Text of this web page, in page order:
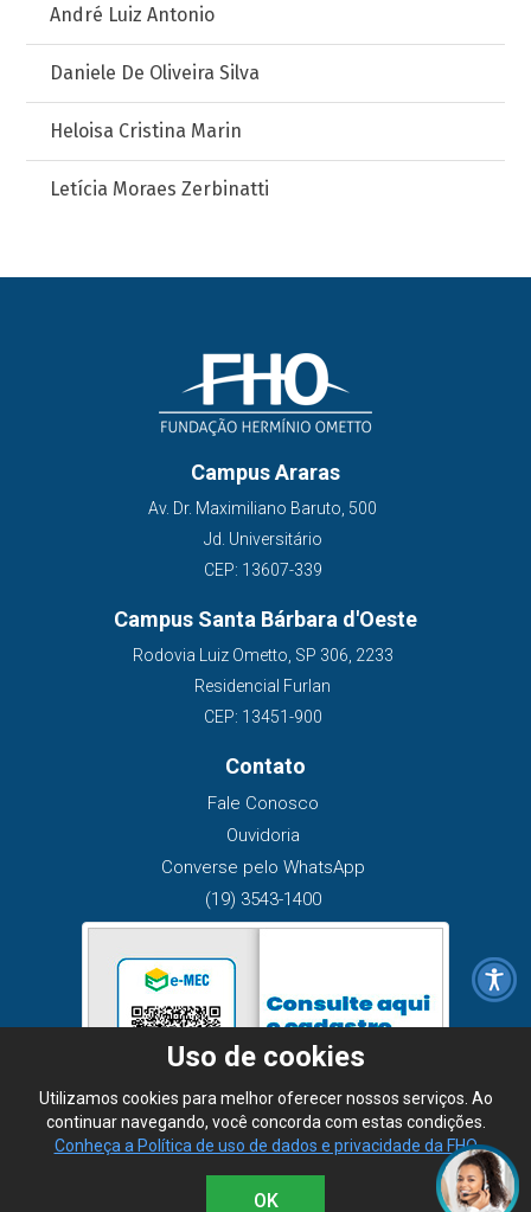
André Luiz Antonio
Daniele De Oliveira Silva
Heloisa Cristina Marin
Letícia Moraes Zerbinatti
Campus Araras
Av. Dr. Maximiliano Baruto, 500
Jd. Universitário
CEP: 13607-339
Campus Santa Bárbara d'Oeste
Rodovia Luiz Ometto, SP 306, 2233
Residencial Furlan
CEP: 13451-900
Contato
Fale Conosco
Ouvidoria
Converse pelo WhatsApp
(19) 3543-1400
Uso de cookies
Utilizamos cookies para melhor oferecer nossos serviços. Ao
continuar navegando, você concorda com estas condições.
Conheça a Política de uso de dados e privacidade da FHO
OK